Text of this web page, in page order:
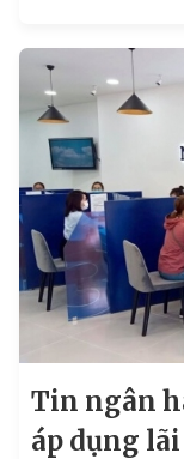
Tin ngân
áp dụng